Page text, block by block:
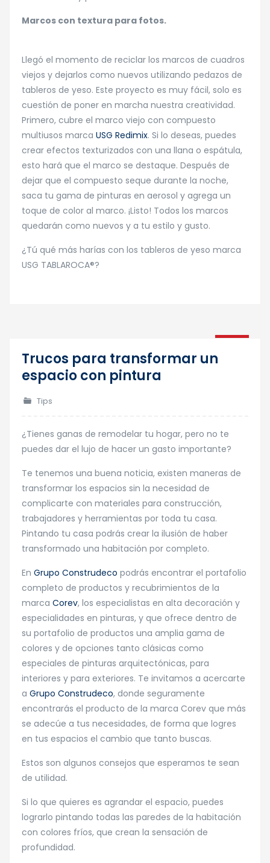
Marcos con textura para fotos.
Llegó el momento de reciclar los marcos de cuadros
viejos y dejarlos como nuevos utilizando pedazos de
tableros de yeso. Este proyecto es muy fácil, solo es
cuestión de poner en marcha nuestra creatividad.
Primero, cubre el marco viejo con compuesto
multiusos marca USG Redimix. Si lo deseas, puedes
crear efectos texturizados con una llana o espátula,
esto hará que el marco se destaque. Después de
dejar que el compuesto seque durante la noche,
saca tu gama de pinturas en aerosol y agrega un
toque de color al marco. ¡Listo! Todos los marcos
quedarán como nuevos y a tu estilo y gusto.
¿Tú qué más harías con los tableros de yeso marca
USG TABLAROCA®?
Trucos para transformar un
espacio con pintura
Tips
¿Tienes ganas de remodelar tu hogar, pero no te
puedes dar el lujo de hacer un gasto importante?
Te tenemos una buena noticia, existen maneras de
transformar los espacios sin la necesidad de
complicarte con materiales para construcción,
trabajadores y herramientas por toda tu casa.
Pintando tu casa podrás crear la ilusión de haber
transformado una habitación por completo.
En Grupo Construdeco podrás encontrar el portafolio
completo de productos y recubrimientos de la
marca Corev, los especialistas en alta decoración y
especialidades en pinturas, y que ofrece dentro de
su portafolio de productos una amplia gama de
colores y de opciones tanto clásicas como
especiales de pinturas arquitectónicas, para
interiores y para exteriores. Te invitamos a acercarte
a Grupo Construdeco, donde seguramente
encontrarás el producto de la marca Corev que más
se adecúe a tus necesidades, de forma que logres
en tus espacios el cambio que tanto buscas.
Estos son algunos consejos que esperamos te sean
de utilidad.
Si lo que quieres es agrandar el espacio, puedes
lograrlo pintando todas las paredes de la habitación
con colores fríos, que crean la sensación de
profundidad.